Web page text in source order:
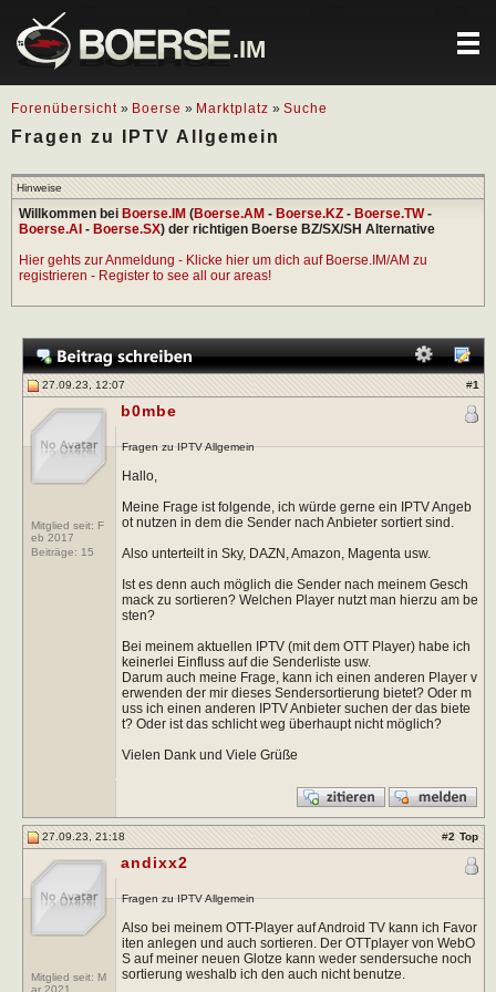
.IM
Forenübersicht » Boerse » Marktplatz » Suche
Fragen zu IPTV Allgemein
Hinweise
Willkommen bei Boerse.IM (Boerse.AM - Boerse.KZ - Boerse.TW-
Boerse.AI - Boerse.SX) der richtigen Boerse BZ/SX/SH Alternative
Hier gehts zur Anmeldung - Klicke hier um dich auf Boerse.IM/AM zu
registrieren - Register to see all our areas!
27.09.23, 12:07 #1
Mitglied seit: F
eb 2017
Beiträge: 15
b0mbe
Fragen zu IPTV Allgemein
Hallo,
Meine Frage ist folgende, ich würde gerne ein IPTV Angeb
ot nutzen in dem die Sender nach Anbieter sortiert sind.
Also unterteilt in Sky, DAZN, Amazon, Magenta usw.
Ist es denn auch möglich die Sender nach meinem Gesch
mack zu sortieren? Welchen Player nutzt man hierzu am be
sten?
Bei meinem aktuellen IPTV (mit dem OTT Player) habe ich
keinerlei Einfluss auf die Senderliste usw.
Darum auch meine Frage, kann ich einen anderen Player v
erwenden der mir dieses Sendersortierung bietet? Oder m
uss ich einen anderen IPTV Anbieter suchen der das biete
t? Oder ist das schlicht weg überhaupt nicht möglich?
Vielen Dank und Viele Grüße
27.09.23, 21:18 #2 Top
Mitglied seit: M
ar 2021
andixx2
Fragen zu IPTV Allgemein
Also bei meinem OTT-Player auf Android TV kann ich Favor
iten anlegen und auch sortieren. Der OTTplayer von WebO
S auf meiner neuen Glotze kann weder sendersuche noch
sortierung weshalb ich den auch nicht benutze.